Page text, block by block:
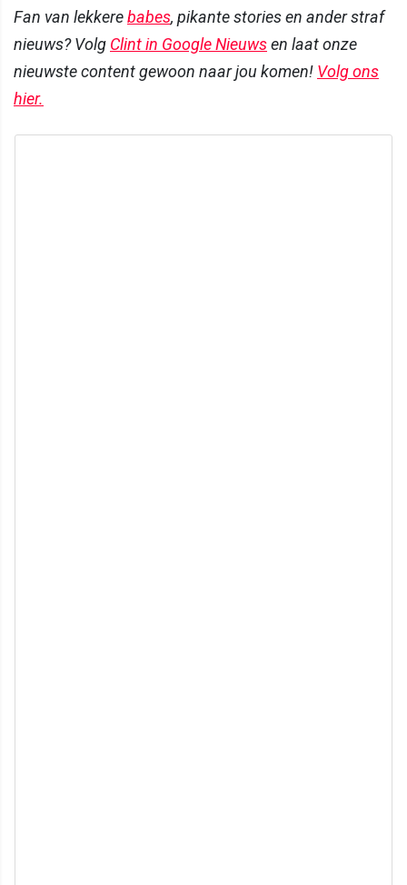
Fan van lekkerebabes, pikante stories en ander straf
nieuws? Volg Clint in Google Nieuwsen laat onze
nieuwste content gewoon naar jou komen! Volg ons
hier.